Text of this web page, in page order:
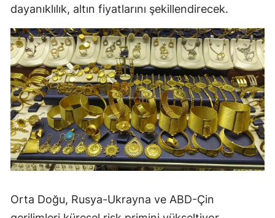
dayanıklılık, altın fiyatlarını şekillendirecek.
Orta Doğu, Rusya-Ukrayna ve ABD-Çin